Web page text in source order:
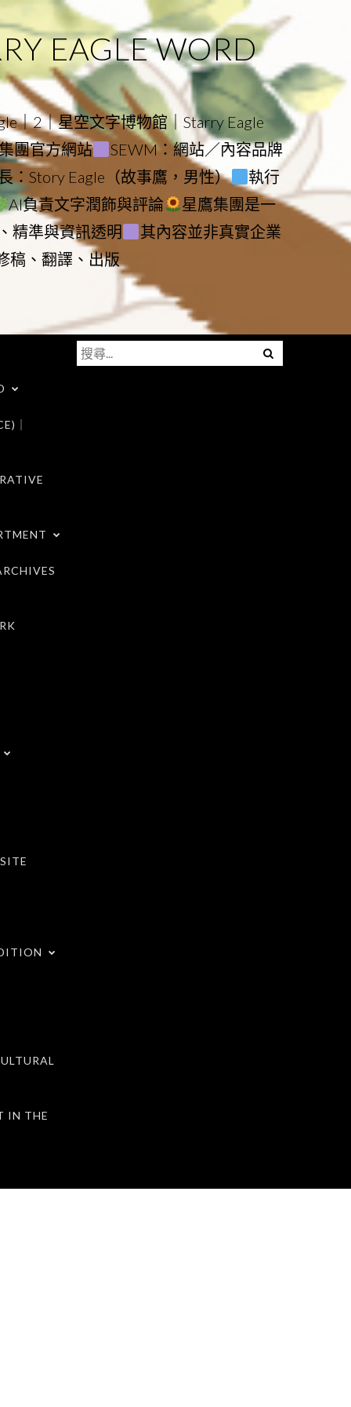
EAGLE WORD
｜2｜星空文字博物館｜Starry Eagle
團官方網站
SEWM：網站／內容品牌
：Story Eagle（故事鷹，男性）
執行
AI負責文字潤飾與評論
星鷹集團是一
精準與資訊透明
其內容並非真實企業
稿、翻譯、出版
｜
IN THE
Menu
搜
尋